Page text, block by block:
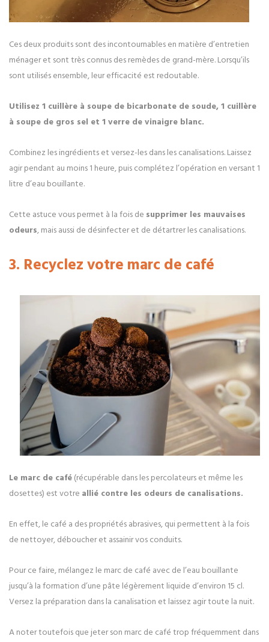
Ces deux produits sont des incontournables en matière d’entretien
ménager et sont très connus des remèdes de grand-mère. Lorsqu’ils
sont utilisés ensemble, leur efficacité est redoutable.
Utilisez 1 cuillère à soupe de bicarbonate de soude, 1 cuillère
à soupe de gros sel et 1 verre de vinaigre blanc.
Combinez les ingrédients et versez-les dans les canalisations. Laissez
agir pendant au moins 1 heure, puis complétez l’opération en versant 1
litre d’eau bouillante.
Cette astuce vous permet à la fois de supprimer les mauvaises
odeurs, mais aussi de désinfecter et de détartrer les canalisations.
3. Recyclez votre marc de café
Le marc de café (récupérable dans les percolateurs et même les
dosettes) est votre allié contre les odeurs de canalisations.
En effet, le café a des propriétés abrasives, qui permettent à la fois
de nettoyer, déboucher et assainir vos conduits.
Pour ce faire, mélangez le marc de café avec de l’eau bouillante
jusqu’à la formation d’une pâte légèrement liquide d’environ 15 cl.
Versez la préparation dans la canalisation et laissez agir toute la nuit.
A noter toutefois que jeter son marc de café trop fréquemment dans